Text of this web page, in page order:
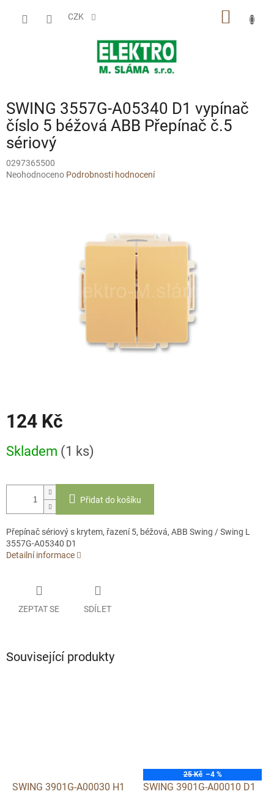
CZK
SWING 3557G-A05340 D1 vypínač
číslo 5 béžová ABB Přepínač č.5
sériový
0297365500
Průměrné
Neohodnoceno Podrobnosti hodnocení
124 Kč
cena:
Skladem (1 ks)
Přidat do košíku
Přepínač sériový s krytem, řazení 5, béžová, ABB Swing / Swing L
3557G-A05340 D1
Detailní informace
ZEPTAT SE SDÍLET
Související produkty
SWING 3901G-A00030 H1
25 Kč –4 %
SWING 3901G-A00010 D1